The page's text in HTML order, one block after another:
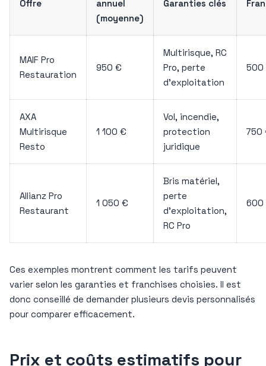
Offre
annuel
(moyenne)
Garanties clés
MAIF Pro
Restauration
950 €
Multirisque, RC
Pro, perte
d’exploitation
500
AXA
Multirisque
Resto
1 100 €
Vol, incendie,
protection
juridique
750
Allianz Pro
Restaurant
1 050 €
Bris matériel,
perte
d’exploitation,
RC Pro
600
Ces exemples montrent comment les tarifs peuvent
varier selon les garanties et franchises choisies. Il est
donc conseillé de demander plusieurs devis personnalisés
pour comparer efficacement.
Prix et coûts estimatifs pour